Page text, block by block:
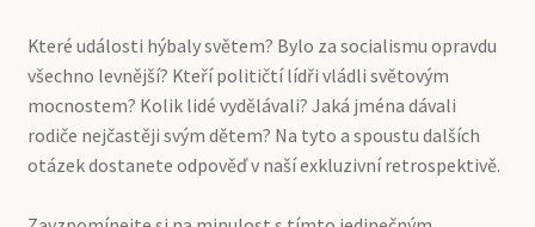
Které události hýbaly světem? Bylo za socialismu opravdu
všechno levnější? Kteří političtí lídři vládli světovým
mocnostem? Kolik lidé vydělávali? Jaká jména dávali
rodiče nejčastěji svým dětem? Na tyto a spoustu dalších
otázek dostanete odpověď v naší exkluzivní retrospektivě.